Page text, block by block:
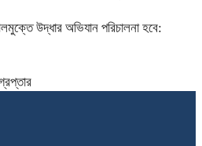
উদ্ধার অভিযান পরিচালনা হবে: